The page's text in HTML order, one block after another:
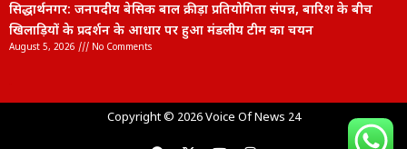
सिद्धार्थनगर: जनपदीय बेसिक बाल क्रीड़ा प्रतियोगिता संपन्न, बारिश के बीच
खिलाड़ियों के प्रदर्शन के आधार पर हुआ मंडलीय टीम का चयन
August 5, 2026 No Comments
Copyright © 2026 Voice Of News 24